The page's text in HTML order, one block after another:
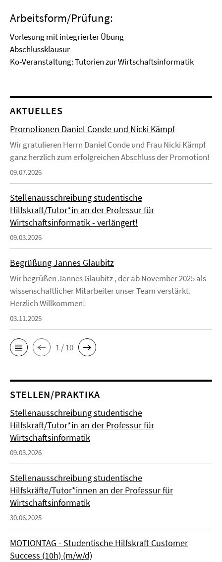
Arbeitsform/Prüfung:
Vorlesung mit integrierter Übung
Abschlussklausur
Ko-Veranstaltung: Tutorien zur Wirtschaftsinformatik
AKTUELLES
Promotionen Daniel Conde und Nicki Kämpf
Wir gratulieren Herrn Daniel Conde und Frau Nicki Kämpf
ganz herzlich zum erfolgreichen Abschluss der Promotion!
09.07.2026
Stellenausschreibung studentische
Hilfskraft/Tutor*in an der Professur für
Wirtschaftsinformatik - verlängert!
09.03.2026
Begrüßung Jannes Glaubitz
Wir begrüßen Jannes Glaubitz , der ab November 2025 als
wissenschaftlicher Mitarbeiter unser Team verstärkt.
Herzlich Willkommen!
03.11.2025
1 / 10
STELLEN/PRAKTIKA
Stellenausschreibung studentische
Hilfskraft/Tutor*in an der Professur für
Wirtschaftsinformatik
09.03.2026
Stellenausschreibung studentische
Hilfskräfte/Tutor*innen an der Professur für
Wirtschaftsinformatik
30.06.2025
MOTIONTAG - Studentische Hilfskraft Customer
Success (10h) (m/w/d)